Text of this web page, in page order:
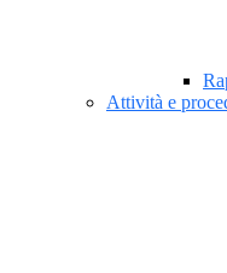
Attività e